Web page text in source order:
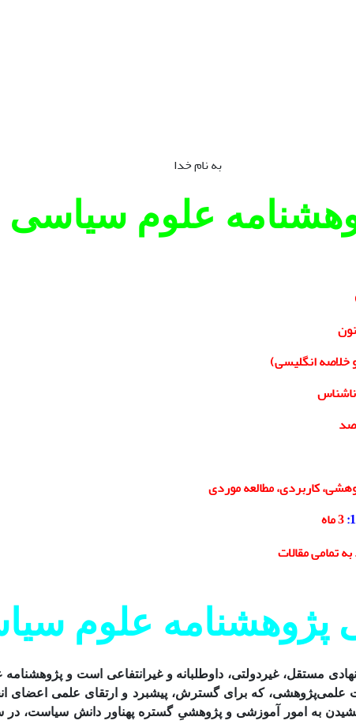
به نام خدا
علوم سیاسی
خلاصه انگلیسی)
کاربردی، مطالعه موردی
3 ماه
تمامی مقالات
پژوهشنامه علوم
مستقل، غیردولتی، داوطلبانه و غیرانتفاعی است و
علمی‌پژوهشی، که برای گسترش، پیشبرد و ارتقای علمی اعضای